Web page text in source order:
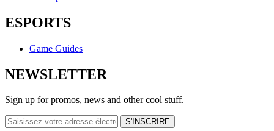
ESPORTS
Game Guides
NEWSLETTER
Sign up for promos, news and other cool stuff.